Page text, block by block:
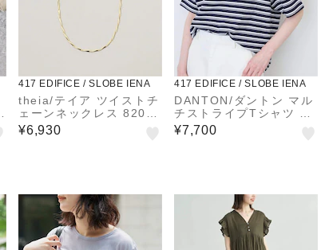
417 EDIFICE / SLOBE IENA
theia/テイア ツイストチ
ェーンネックレス 82046
N0013
¥6,930
417 EDIFICE / SLOBE IENA
DANTON/ダントン マル
チストライプTシャツ #D
T-C0404
¥7,700